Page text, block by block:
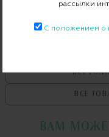
ВСЕ
ВСЕ
ВАМ
рассылки
С положением о